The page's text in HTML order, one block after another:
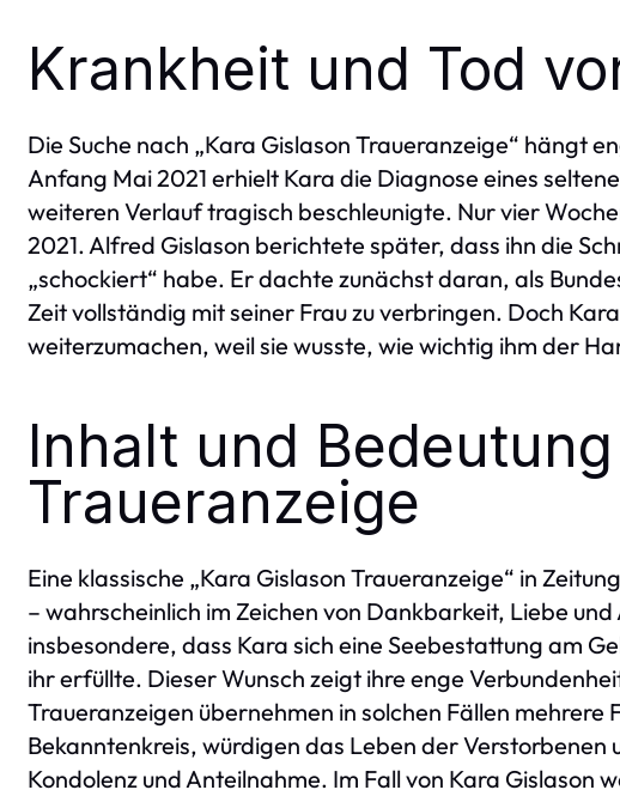
Krankheit und Tod
Die Suche nach „Kara Gislason Traueranzeige“ hängt
Anfang Mai 2021 erhielt Kara die Diagnose eines
weiteren Verlauf tragisch beschleunigte. Nur vier
2021. Alfred Gislason berichtete später, dass ihn die
„schockiert“ habe. Er dachte zunächst daran, als
Zeit vollständig mit seiner Frau zu verbringen. Doch
weiterzumachen, weil sie wusste, wie wichtig ihm der
Inhalt und
Traueranzeige
Eine klassische „Kara Gislason Traueranzeige“ in
– wahrscheinlich im Zeichen von Dankbarkeit, Liebe
insbesondere, dass Kara sich eine Seebestattung am
ihr erfüllte. Dieser Wunsch zeigt ihre enge
Traueranzeigen übernehmen in solchen Fällen
Bekanntenkreis, würdigen das Leben der
Kondolenz und Anteilnahme. Im Fall von Kara Gislason